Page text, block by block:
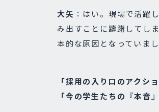
大矢 ：はい。現場で活躍
み出すことに躊躇してし
本的な原因となっていまし
「採用の入り口のアクシ
「今の学生たちの『本音